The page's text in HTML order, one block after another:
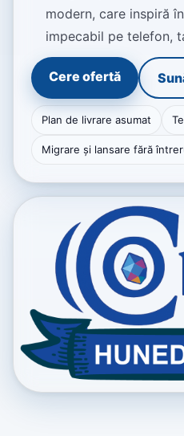
modern, care inspiră
impecabil pe telefon,
Cere ofertă
Plan de livrare asumat
Migrare și lansare fără